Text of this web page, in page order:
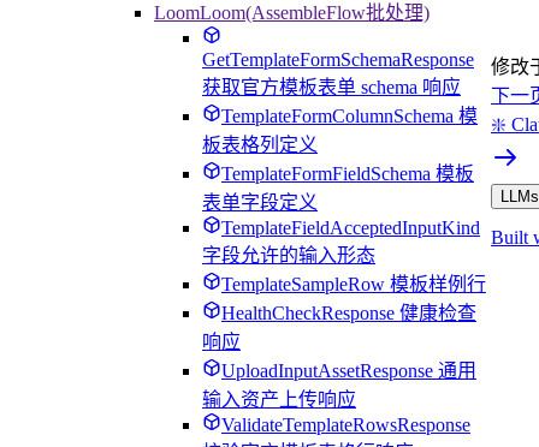
LoomLoom(AssembleFlow批处理)
GetTemplateFormSchemaResponse
获取官方模板表单 schema 响应
TemplateFormColumnSchema 模
板表格列定义
TemplateFormFieldSchema 模板
表单字段定义
TemplateFieldAcceptedInputKind
字段允许的输入形态
TemplateSampleRow 模板样例行
HealthCheckResponse 健康检查
响应
UploadInputAssetResponse 通用
输入资产上传响应
ValidateTemplateRowsResponse
修改
下一
❇️
Built